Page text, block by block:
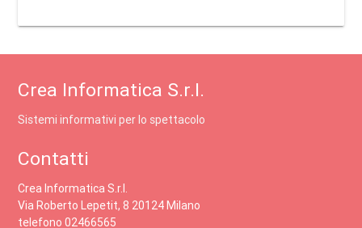
Crea Informatica S.r.l.
Sistemi informativi per lo spettacolo
Contatti
Crea Informatica S.r.l.
Via Roberto Lepetit, 8 20124 Milano
telefono 02466565